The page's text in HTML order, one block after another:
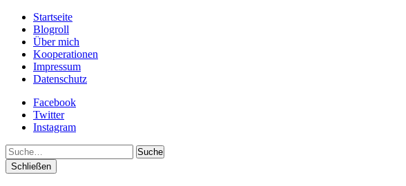
Startseite
Blogroll
Über mich
Kooperationen
Impressum
Datenschutz
Facebook
Twitter
Instagram
Suche
Schließen